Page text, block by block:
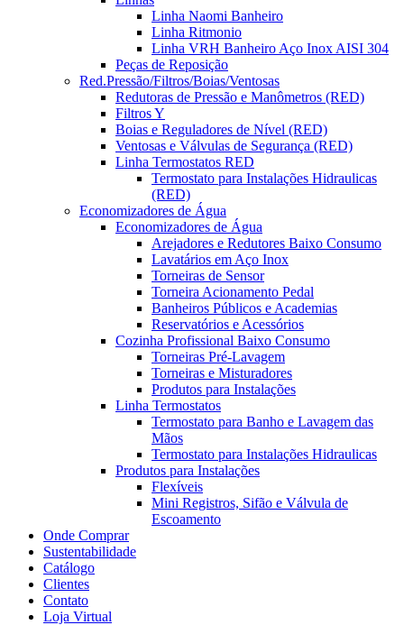
Linha Naomi Banheiro
Linha Ritmonio
Linha VRH Banheiro Aço Inox AISI 304
Peças de Reposição
Red.Pressão/Filtros/Boias/Ventosas
Redutoras de Pressão e Manômetros (RED)
Filtros Y
Boias e Reguladores de Nível (RED)
Ventosas e Válvulas de Segurança (RED)
Linha Termostatos RED
Termostato para Instalações Hidraulicas
(RED)
Economizadores de Água
Economizadores de Água
Arejadores e Redutores Baixo Consumo
Lavatários em Aço Inox
Torneiras de Sensor
Torneira Acionamento Pedal
Banheiros Públicos e Academias
Reservatórios e Acessórios
Cozinha Profissional Baixo Consumo
Torneiras Pré-Lavagem
Torneiras e Misturadores
Produtos para Instalações
Linha Termostatos
Termostato para Banho e Lavagem das
Mãos
Termostato para Instalações Hidraulicas
Produtos para Instalações
Flexíveis
Mini Registros, Sifão e Válvula de
Escoamento
Onde Comprar
Sustentabilidade
Catálogo
Clientes
Contato
Loja Virtual